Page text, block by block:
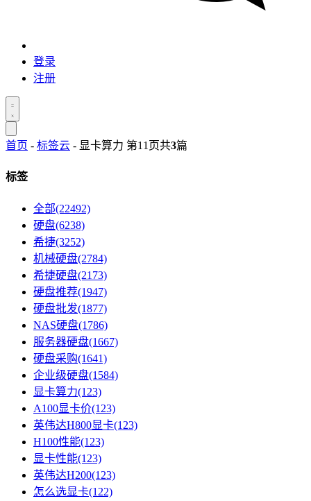
登录
注册
首页 - 标签云 - 显卡算力 第11页共3篇
标签
全部(22492)
硬盘(6238)
希捷(3252)
机械硬盘(2784)
希捷硬盘(2173)
硬盘推荐(1947)
硬盘批发(1877)
NAS硬盘(1786)
服务器硬盘(1667)
硬盘采购(1641)
企业级硬盘(1584)
显卡算力(123)
A100显卡价(123)
英伟达H800显卡(123)
H100性能(123)
显卡性能(123)
英伟达H200(123)
怎么选显卡(122)